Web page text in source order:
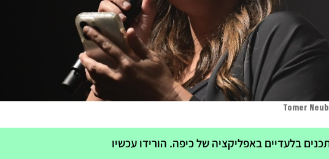
בלעדיים באפליקציה של כיפה. הורידו עכשיו